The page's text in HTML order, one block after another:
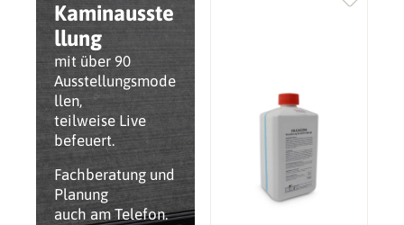
Kaminausste
llung
mit über 90
Ausstellungsmode
llen,
teilweise Live
befeuert.
Fachberatung und
Planung
auch am Telefon.